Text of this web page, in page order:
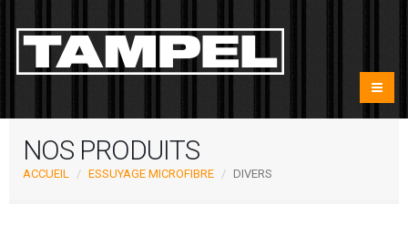
NOS PRODUITS
ACCUEIL ESSUYAGE MICROFIBRE DIVERS